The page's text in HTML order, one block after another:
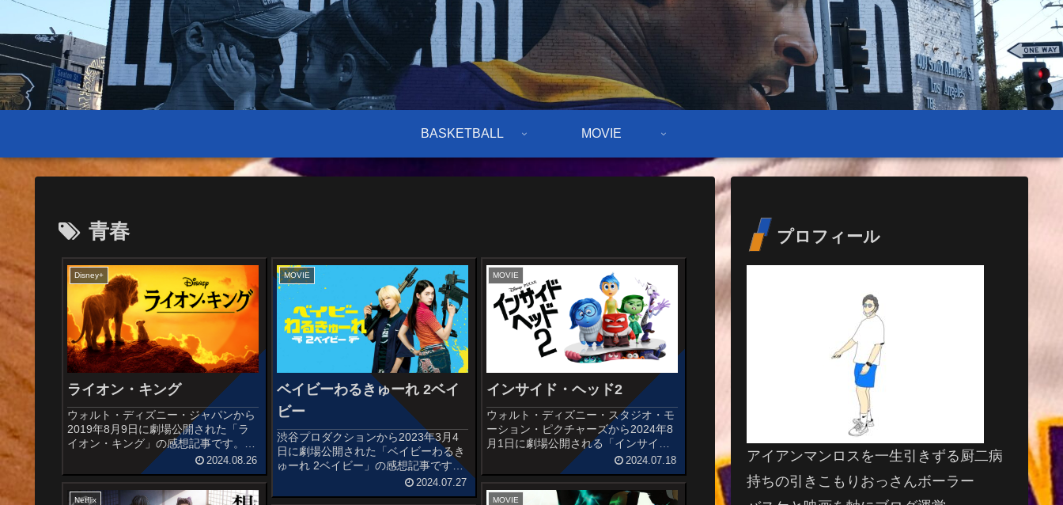
BASKETBALL MOVIE
青春
Disney+
ライオン・キング
ウォルト・ディズニー・ジャパンから
2019年8月9日に劇場公開された「ラ
イオン・キング」の感想記事です。デ
ィズニーの長編アニメーション映画作
品『ライオン・キング』(1994)のフル
CGリメイクで、ライオン・キングシ
リーズ生誕25周年記念作品...
2024.08.26
MOVIE
ベイビーわるきゅーれ 2ベイ
ビー
渋谷プロダクションから2023年3月4
日に劇場公開された「ベイビーわるき
ゅーれ 2ベイビー」の感想記事です。
殺し屋女子2人組の活躍を描いた、阪
元裕吾監督の青春アクションエンタテ
2024.07.27
MOVIE
インサイド・ヘッド2
ウォルト・ディズニー・スタジオ・モ
ーション・ピクチャーズから2024年8
月1日に劇場公開される「インサイ
ド・ヘッド2」の感想記事です。第88
回アカデミー賞で長編アニメーション
賞を受賞したディズニー＆ピクサーの
アニメーション映画「インサイド・...
2024.07.18
Netflix MOVIE
プロフィール
アイアンマンロスを一生引きずる厨二病
持ちの引きこもりおっさんボーラー